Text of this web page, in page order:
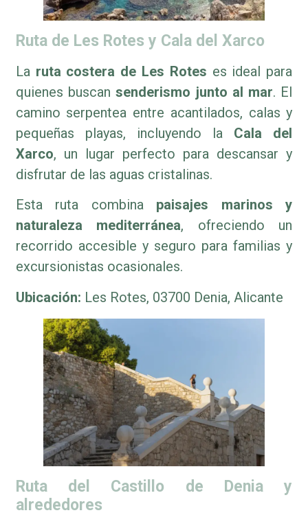
Ruta de Les Rotes y Cala del Xarco
La ruta costera de Les Rotes es ideal para
quienes buscansenderismo junto al mar. El
camino serpentea entre acantilados, calas y
pequeñas playas, incluyendo la Cala del
Xarco, un lugar perfecto para descansar y
disfrutar de las aguas cristalinas.
Esta ruta combina paisajes marinos y
naturaleza mediterránea, ofreciendo un
recorrido accesible y seguro para familias y
excursionistas ocasionales.
Ubicación: Les Rotes, 03700 Denia, Alicante
Ruta del Castillo de Denia y
alrededores